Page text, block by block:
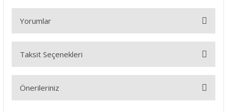
Yorumlar
Bu ürüne ilk yorumu siz yapın!
Taksit Seçenekleri
Önerileriniz